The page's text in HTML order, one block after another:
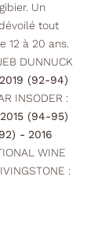
Un
tout
12 à 20 ans.
DUNNUCK
(92-94)
INSODER :
2015 (94-95)
- 2016
WINE
: